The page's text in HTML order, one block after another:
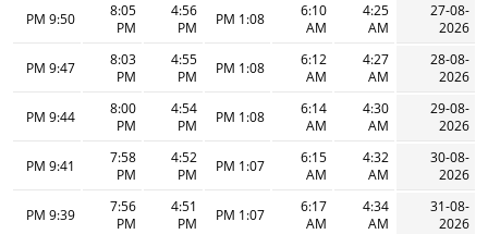
27-08-
2026
4:25
AM
6:10
AM
1:08 PM
4:56
PM
8:05
PM
9:50 PM
28-08-
2026
4:27
AM
6:12
AM
1:08 PM
4:55
PM
8:03
PM
9:47 PM
29-08-
2026
4:30
AM
6:14
AM
1:08 PM
4:54
PM
8:00
PM
9:44 PM
30-08-
2026
4:32
AM
6:15
AM
1:07 PM
4:52
PM
7:58
PM
9:41 PM
31-08-
2026
4:34
AM
6:17
AM
1:07 PM
4:51
PM
7:56
PM
9:39 PM